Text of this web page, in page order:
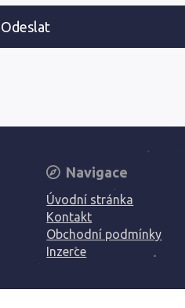
Odeslat
Navigace
Úvodní stránka
Kontakt
Obchodní podmínky
Inzerce